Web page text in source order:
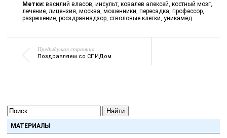
Метки: василий власов, инсульт, ковалев алексей, костный мозг,
лечение, лицензия, москва, мошенники, пересадка, профессор,
разрешение, росздравнадзор, стволовые клетки, уникамед
Предыдущая страница
Поздравляем со СПИДом
Найти
МАТЕРИАЛЫ